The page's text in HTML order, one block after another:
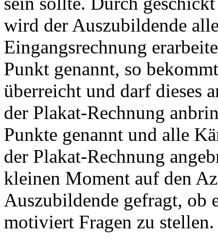
wird der Auszubildende
Eingangsrechnung
Punkt genannt, so
überreicht und darf dieses
der Plakat-Rechnung
Punkte genannt und alle
der Plakat-Rechnung
kleinen Moment auf den
Auszubildende gefragt, ob
motiviert Fragen zu stellen.